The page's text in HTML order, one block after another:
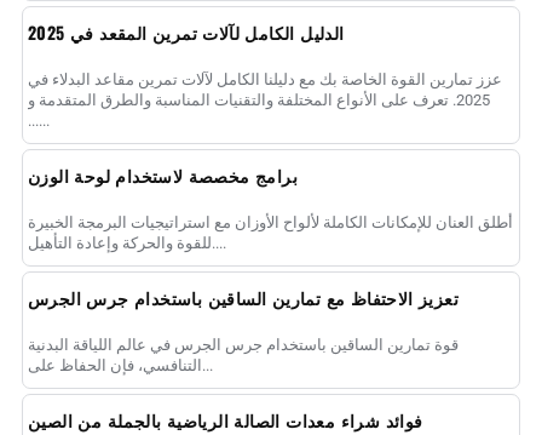
الدليل الكامل لآلات تمرين المقعد في 2025
عزز تمارين القوة الخاصة بك مع دليلنا الكامل لآلات تمرين مقاعد البدلاء في
2025. تعرف على الأنواع المختلفة والتقنيات المناسبة والطرق المتقدمة و
......
برامج مخصصة لاستخدام لوحة الوزن
أطلق العنان للإمكانات الكاملة لألواح الأوزان مع استراتيجيات البرمجة الخبيرة
للقوة والحركة وإعادة التأهيل....
تعزيز الاحتفاظ مع تمارين الساقين باستخدام جرس الجرس
قوة تمارين الساقين باستخدام جرس الجرس في عالم اللياقة البدنية
التنافسي، فإن الحفاظ على...
فوائد شراء معدات الصالة الرياضية بالجملة من الصين